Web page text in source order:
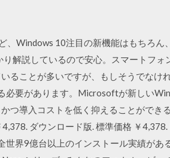
Windows 10注目の新機能はもちろん
解説しているので安心。スマートフォ
ることが多いですが、もしそうでなけ
必要があります。Microsoftが新しい
つ導入コストを低く抑えることができ
ダウンロード版. 標準価格 ￥
世界9億台以上のインストール実績があ